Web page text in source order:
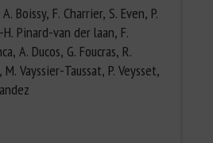
Boissy, F. Charrier, S. Even, P.
Pinard-van der laan, F.
A. Ducos, G. Foucras, R.
Vayssier-Taussat, P. Veysset,